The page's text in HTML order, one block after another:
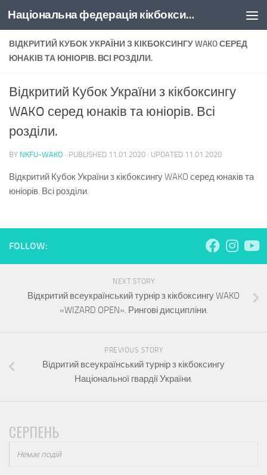
Skip to content Національна федерація кікбоксингу України
ВІДКРИТИЙ КУБОК УКРАЇНИ З КІКБОКСИНГУ WAKO СЕРЕД
ЮНАКІВ ТА ЮНІОРІВ. ВСІ РОЗДІЛИ.
Відкритий Кубок України з кікбоксингу
WAKO серед юнаків та юніорів. Всі
розділи.
BY NKFU-WAKO · PUBLISHED 11.01.2020 · UPDATED 11.01.2020
Відкритий Кубок України з кікбоксингу WAKO серед юнаків та
юніорів. Всі розділи.
FOLLOW:
NEXT STORY
Відкритий всеукраїнський турнір з кікбоксингу WAKO
«WIZARD OPEN». Рингові дисципліни.
PREVIOUS STORY
Відритий всеукраїнський турнір з кікбоксингу
Національної гвардії України.
СЕРПЕНЬ
Немає подій